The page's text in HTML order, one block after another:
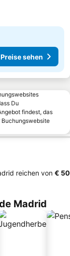
Preise sehen
Du
findest, das
Buchungswebsite
reichen von ‎€ 50
Madrid